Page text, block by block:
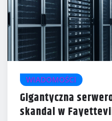
WIADOMOŚCI
Gigantyczna
skandal w